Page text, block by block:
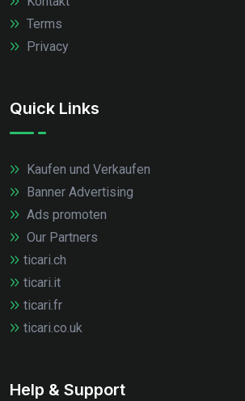
Terms
Privacy
Quick Links
Kaufen und Verkaufen
Banner Advertising
Ads promoten
Our Partners
ticari.ch
ticari.it
ticari.fr
ticari.co.uk
Help & Support